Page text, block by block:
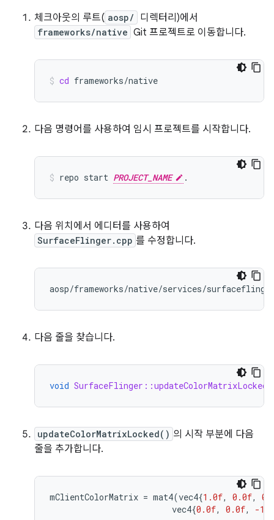
체크아웃의 루트( aosp/ 디렉터리)에서
frameworks/native Git 프로젝트로 이동합니다.
cd frameworks/native
다음 명령어를 사용하여 임시 프로젝트를 시작합니다.
repo start PROJECT_NAME .
다음 위치에서 에디터를 사용하여
SurfaceFlinger.cpp 를 수정합니다.
다음 줄을 찾습니다.
void SurfaceFlinger::updateColorMatrixLocked
updateColorMatrixLocked() 의 시작 부분에 다음
줄을 추가합니다.
mClientColorMatrix = mat4(vec4{1.0f, 0.0f,
vec4{0.0f, 0.0f, -